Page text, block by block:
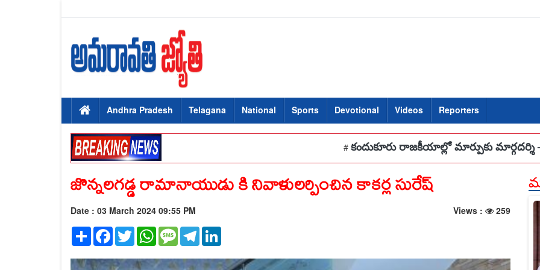
Andhra Pradesh Telagana National Sports Devotional Videos Reporters
కందుకూరు రాజకీయాల్లో మార్పుకు మార్గదర్శి – ఇంటూరి
జొన్నలగడ్డ రామానాయుడు కి నివాళులర్పించిన కాకర్ల సురేష్
Date : 03 March 2024 09:55 PM Views :
259
Share Facebook
TwitterWhatsAppMessageTelegram